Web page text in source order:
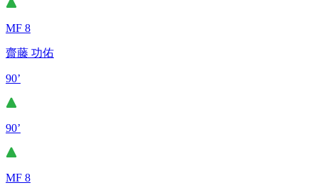
MF 8
齋藤 功佑
90’
90’
MF 8